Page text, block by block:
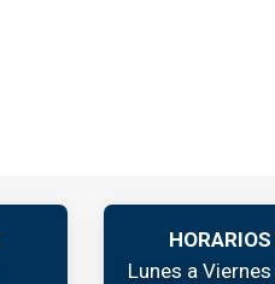
Lunes a